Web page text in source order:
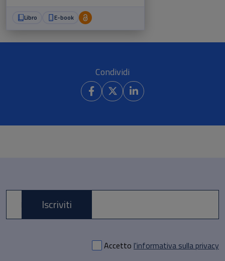
language, literature and
culture
Libro E-book
Condividi
E-mail *
Accetto l'informativa sulla privacy
Iscriviti